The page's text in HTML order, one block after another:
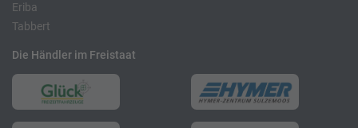
Eriba
Tabbert
Die Händler im Freistaat